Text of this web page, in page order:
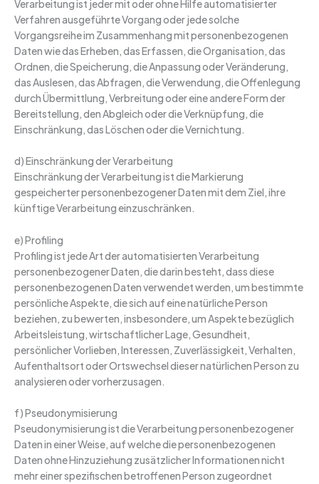
Verarbeitung ist jeder mit oder ohne Hilfe automatisierter
Verfahren ausgeführte Vorgang oder jede solche
Vorgangsreihe im Zusammenhang mit personenbezogenen
Daten wie das Erheben, das Erfassen, die Organisation, das
Ordnen, die Speicherung, die Anpassung oder Veränderung,
das Auslesen, das Abfragen, die Verwendung, die Offenlegung
durch Übermittlung, Verbreitung oder eine andere Form der
Bereitstellung, den Abgleich oder die Verknüpfung, die
Einschränkung, das Löschen oder die Vernichtung.
d) Einschränkung der Verarbeitung
Einschränkung der Verarbeitung ist die Markierung
gespeicherter personenbezogener Daten mit dem Ziel, ihre
künftige Verarbeitung einzuschränken.
e) Profiling
Profiling ist jede Art der automatisierten Verarbeitung
personenbezogener Daten, die darin besteht, dass diese
personenbezogenen Daten verwendet werden, um bestimmte
persönliche Aspekte, die sich auf eine natürliche Person
beziehen, zu bewerten, insbesondere, um Aspekte bezüglich
Arbeitsleistung, wirtschaftlicher Lage, Gesundheit,
persönlicher Vorlieben, Interessen, Zuverlässigkeit, Verhalten,
Aufenthaltsort oder Ortswechsel dieser natürlichen Person zu
analysieren oder vorherzusagen.
f) Pseudonymisierung
Pseudonymisierung ist die Verarbeitung personenbezogener
Daten in einer Weise, auf welche die personenbezogenen
Daten ohne Hinzuziehung zusätzlicher Informationen nicht
mehr einer spezifischen betroffenen Person zugeordnet